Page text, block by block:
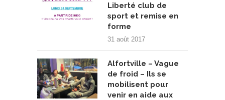
Liberté club de
sport et remise en
forme
31 août 2017
Alfortville – Vague
de froid – Ils se
mobilisent pour
venir en aide aux